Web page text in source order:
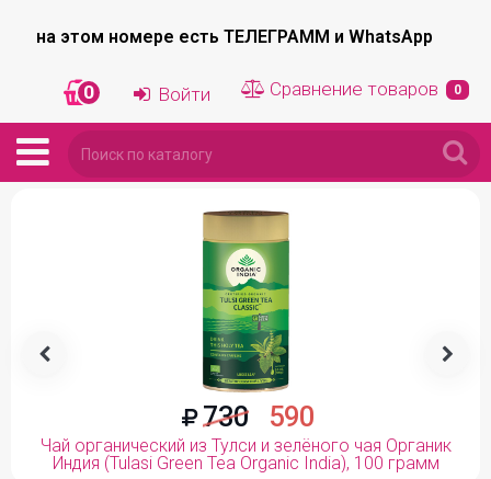
на этом номере есть ТЕЛЕГРАММ и WhatsApp
Войти Сравнение товаров 0
0
730 590
Чай органический из Тулси и зелёного чая Органик
Индия (Tulasi Green Tea Organic India), 100 грамм
 